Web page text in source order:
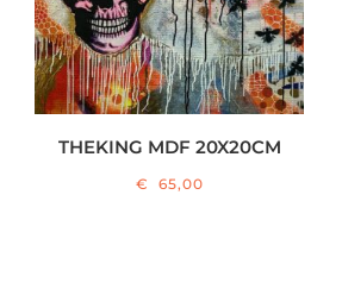
THEKING MDF 20X20CM
€ 65,00